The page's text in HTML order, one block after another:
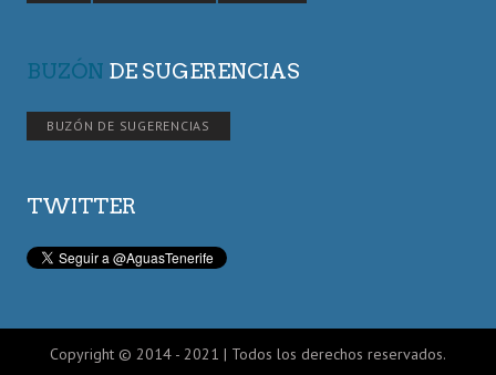
BUZÓN DE SUGERENCIAS
BUZÓN DE SUGERENCIAS
TWITTER
Copyright © 2014 - 2021 | Todos los derechos reservados.